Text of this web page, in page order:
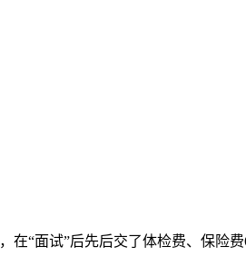
“面试”后先后交了体检费、保险